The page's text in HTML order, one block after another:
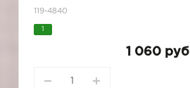
119-4840
1 060 руб